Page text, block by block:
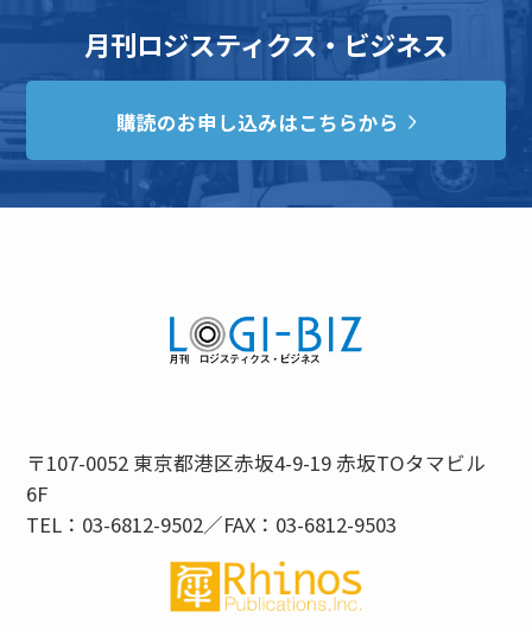
月刊ロジスティクス・ビジネス
購読のお申し込みはこちらから
〒107-0052 東京都港区赤坂4-9-19 赤坂TOタマビル
6F
TEL：03-6812-9502／FAX：03-6812-9503